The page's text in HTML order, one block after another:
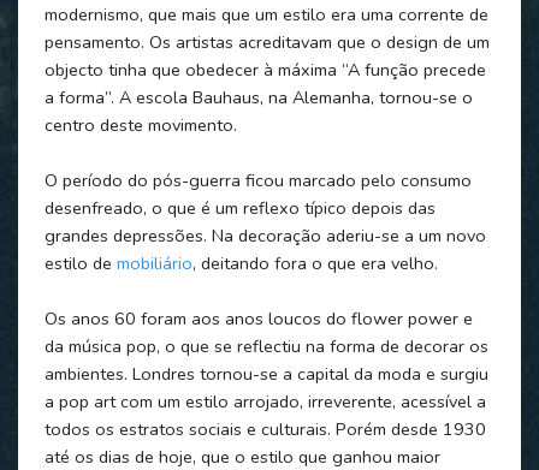
modernismo, que mais que um estilo era uma corrente de
pensamento. Os artistas acreditavam que o design de um
objecto tinha que obedecer à máxima “A função precede
a forma”. A escola Bauhaus, na Alemanha, tornou-se o
centro deste movimento.
O período do pós-guerra ficou marcado pelo consumo
desenfreado, o que é um reflexo típico depois das
grandes depressões. Na decoração aderiu-se a um novo
estilo de mobiliário, deitando fora o que era velho.
Os anos 60 foram aos anos loucos do flower power e
da música pop, o que se reflectiu na forma de decorar os
ambientes. Londres tornou-se a capital da moda e surgiu
a pop art com um estilo arrojado, irreverente, acessível a
todos os estratos sociais e culturais. Porém desde 1930
até os dias de hoje, que o estilo que ganhou maior